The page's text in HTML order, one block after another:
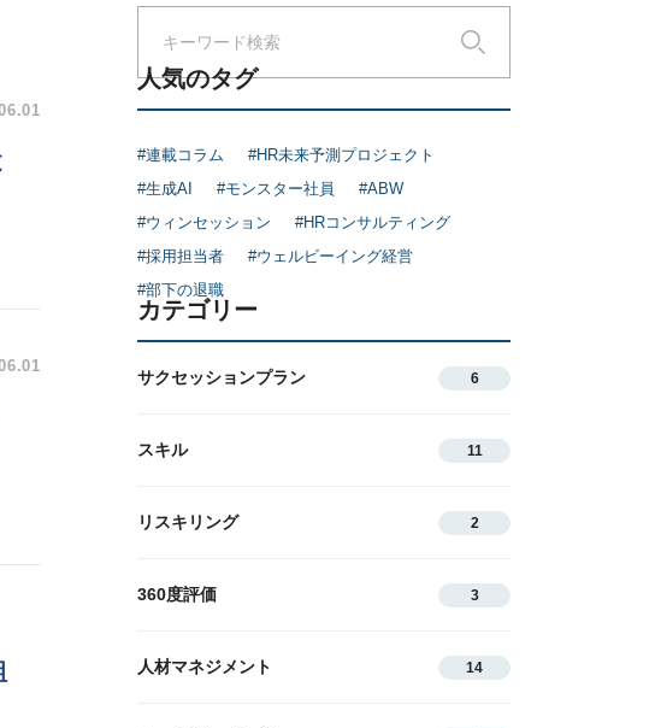
人気のタグ
#連載コラム
#HR未来予測プロジェクト
#生成AI
#モンスター社員
#ABW
#ウィンセッション
#HRコンサルティング
#採用担当者
#ウェルビーイング経営
#部下の退職
カテゴリー
サクセッションプラン 6
スキル 11
リスキリング 2
360度評価 3
人材マネジメント 14